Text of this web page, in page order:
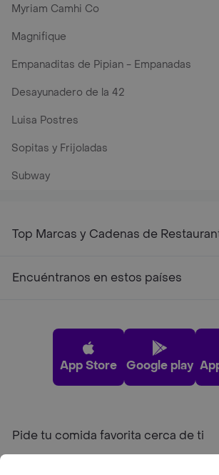
Myriam Camhi Co
Magnifique
Empanaditas de Pipian - Empanadas
Desayunadero de la 42
Luisa Postres
Sopitas y Frijoladas
Subway
Top Marcas y Cadenas de
Encuéntranos en estos países
App Store Google play
Pide tu comida favorita cerca de ti